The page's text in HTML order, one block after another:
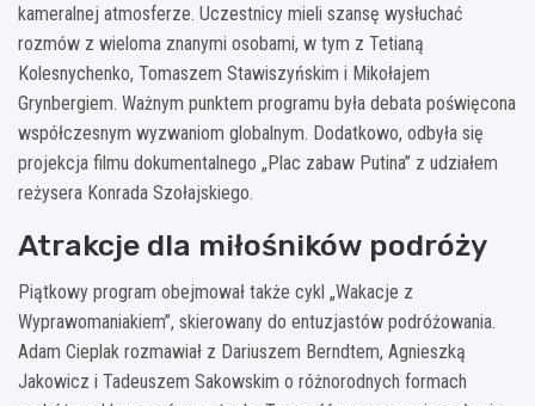
kameralnej atmosferze. Uczestnicy mieli szansę wysłuchać
rozmów z wieloma znanymi osobami, w tym z Tetianą
Kolesnychenko, Tomaszem Stawiszyńskim i Mikołajem
Grynbergiem. Ważnym punktem programu była debata poświęcona
współczesnym wyzwaniom globalnym. Dodatkowo, odbyła się
projekcja filmu dokumentalnego „Plac zabaw Putina” z udziałem
reżysera Konrada Szołajskiego.
Atrakcje dla miłośników podróży
Piątkowy program obejmował także cykl „Wakacje z
Wyprawomaniakiem”, skierowany do entuzjastów podróżowania.
Adam Cieplak rozmawiał z Dariuszem Berndtem, Agnieszką
Jakowicz i Tadeuszem Sakowskim o różnorodnych formach